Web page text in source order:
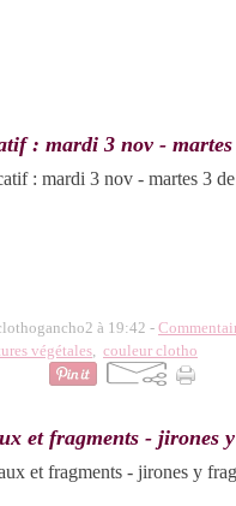
: mardi 3 nov - martes
à 19:42 -
végétales, couleur clotho
et fragments - jirones